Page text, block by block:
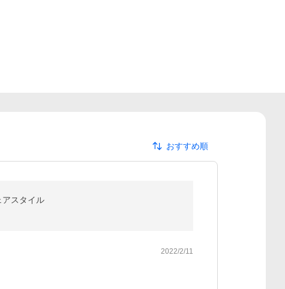
おすすめ順
アスタイル
2022/2/11